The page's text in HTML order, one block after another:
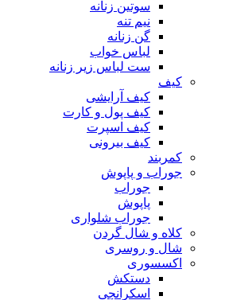
سوتین زنانه
نیم تنه
گن زنانه
لباس خواب
ست لباس زیر زنانه
کیف
کیف آرایشی
کیف پول و کارت
کیف اسپرت
کیف بیرونی
کمربند
جوراب و پاپوش
جوراب
پاپوش
جوراب شلواری
کلاه و شال گردن
شال و روسری
اکسسوری
دستکش
اسکرانچی